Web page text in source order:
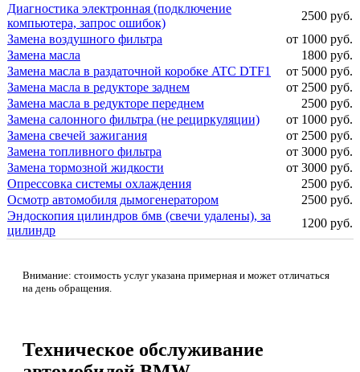
Диагностика электронная (подключение
компьютера, запрос ошибок)
2500 руб.
Замена воздушного фильтра
от 1000 руб.
Замена масла
1800 руб.
Замена масла в раздаточной коробке ATC DTF1
от 5000 руб.
Замена масла в редукторе заднем
от 2500 руб.
Замена масла в редукторе переднем
2500 руб.
Замена салонного фильтра (не рециркуляции)
от 1000 руб.
Замена свечей зажигания
от 2500 руб.
Замена топливного фильтра
от 3000 руб.
Замена тормозной жидкости
от 3000 руб.
Опрессовка системы охлаждения
2500 руб.
Осмотр автомобиля дымогенератором
2500 руб.
Эндоскопия цилиндров бмв (свечи удалены), за
цилиндр
1200 руб.
Внимание: стоимость услуг указана примерная и может отличаться
на день обращения.
Техническое обслуживание